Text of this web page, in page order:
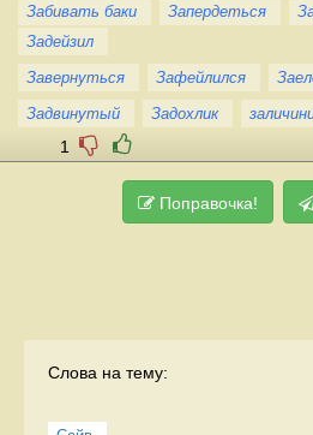
Забивать баки
Запердеться
Задейзил
Завернуться
Зафейлился
Задвинутый
Задохлик
1
Поправочка!
Слова на тему: